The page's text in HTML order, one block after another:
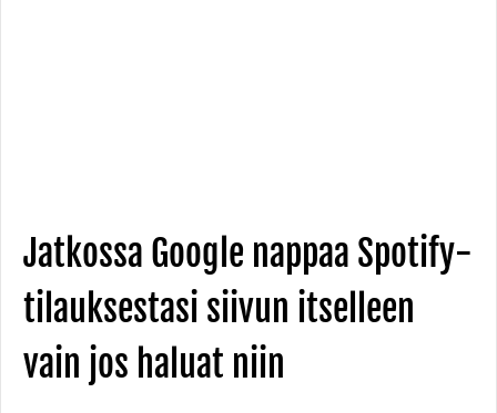
Jatkossa Google nappaa Spotify-
tilauksestasi siivun itselleen
vain jos haluat niin